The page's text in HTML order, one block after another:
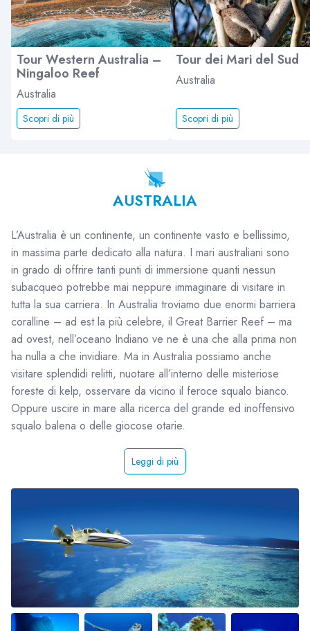
Tour Western Australia –
Ningaloo Reef
Australia
Scopri di più
Tour dei Mari del Sud
Australia
Scopri di più
AUSTRALIA
L’Australia è un continente, un continente vasto e bellissimo,
in massima parte dedicato alla natura. I mari australiani sono
in grado di offrire tanti punti di immersione quanti nessun
subacqueo potrebbe mai neppure immaginare di visitare in
tutta la sua carriera. In Australia troviamo due enormi barriera
coralline – ad est la più celebre, il Great Barrier Reef – ma
ad ovest, nell’oceano Indiano ve ne è una che alla prima non
ha nulla a che invidiare. Ma in Australia possiamo anche
visitare splendidi relitti, nuotare all’interno delle misteriose
foreste di kelp, osservare da vicino il feroce squalo bianco.
Oppure uscire in mare alla ricerca del grande ed inoffensivo
squalo balena o delle giocose otarie.
Leggi di più